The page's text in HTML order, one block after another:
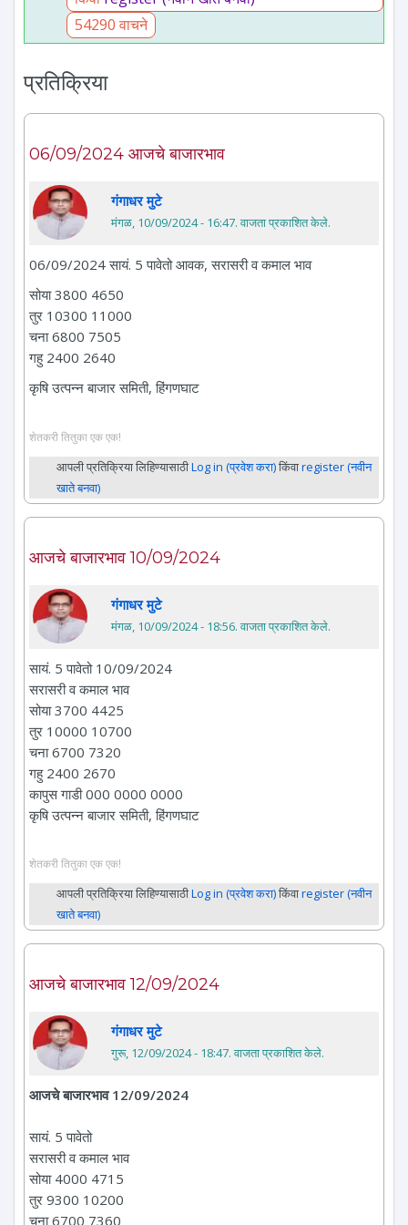
54290 वाचने
प्रतिक्रिया
06/09/2024 आजचे बाजारभाव
गंगाधर मुटे
मंगळ, 10/09/2024 - 16:47. वाजता प्रकाशित केले.
06/09/2024 सायं. 5 पावेतो आवक, सरासरी व कमाल भाव
सोया 3800 4650
तुर 10300 11000
चना 6800 7505
गहु 2400 2640
कृषि उत्पन्न बाजार समिती, हिंगणघाट
शेतकरी तितुका एक एक!
आपली प्रतिक्रिया लिहिण्यासाठीLog in (प्रवेश करा)किंवाregister (नवीन
खाते बनवा)
आजचे बाजारभाव 10/09/2024
गंगाधर मुटे
मंगळ, 10/09/2024 - 18:56. वाजता प्रकाशित केले.
सायं. 5 पावेतो 10/09/2024
सरासरी व कमाल भाव
सोया 3700 4425
तुर 10000 10700
चना 6700 7320
गहु 2400 2670
कापुस गाडी 000 0000 0000
कृषि उत्पन्न बाजार समिती, हिंगणघाट
शेतकरी तितुका एक एक!
आपली प्रतिक्रिया लिहिण्यासाठीLog in (प्रवेश करा)किंवाregister (नवीन
खाते बनवा)
आजचे बाजारभाव 12/09/2024
गंगाधर मुटे
गुरू, 12/09/2024 - 18:47. वाजता प्रकाशित केले.
आजचे बाजारभाव 12/09/2024
सायं. 5 पावेतो
सरासरी व कमाल भाव
सोया 4000 4715
तुर 9300 10200
चना 6700 7360